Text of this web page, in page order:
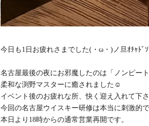
今日も1日お疲れさまでした(・ω・)ノ旦ｵﾁｬﾄﾞｿ
名古屋最後の夜にお邪魔したのは「ノンピー
柔和な渕野マスターに癒されました☺️
イベント後のお疲れな所、快く迎え入れて下
今回の名古屋ウイスキー研修は本当に刺激的
本日より18時からの通常営業再開です。